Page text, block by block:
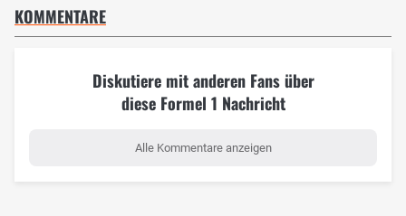
KOMMENTARE
Diskutiere mit anderen Fans über
diese Formel 1 Nachricht
Alle Kommentare anzeigen